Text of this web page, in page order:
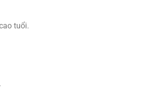
tuổi.